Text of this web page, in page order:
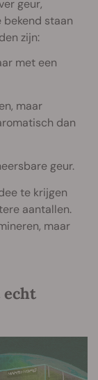
geur,
bekend staan
zijn:
met een
maar
dan
geur.
te krijgen
aantallen.
maar
echt